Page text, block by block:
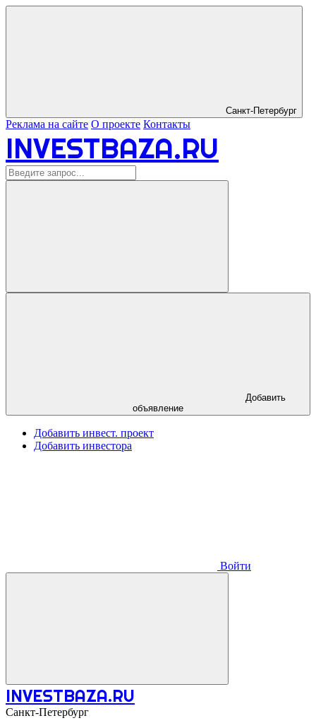
Санкт-Петербург
Реклама на сайте О проекте Контакты
INVESTBAZA.RU
объявление
Добавить инвест. проект
Добавить инвестора
Войти
INVESTBAZA.RU
Санкт-Петербург